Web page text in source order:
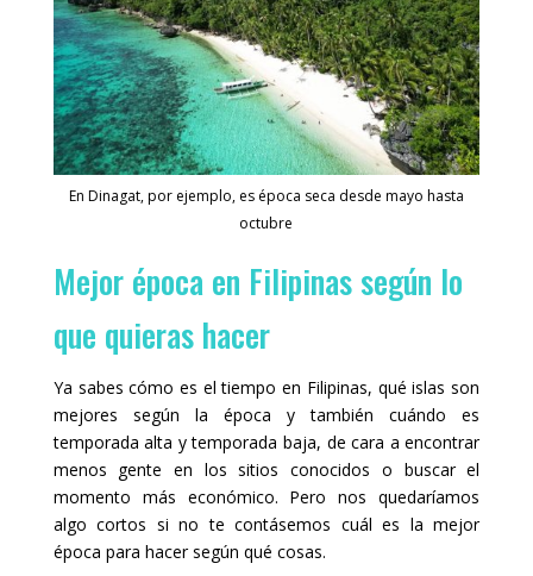
En Dinagat, por ejemplo, es época seca desde mayo hasta
octubre
Mejor época en Filipinas según lo
que quieras hacer
Ya sabes cómo es el tiempo en Filipinas, qué islas son
mejores según la época y también cuándo es
temporada alta y temporada baja, de cara a encontrar
menos gente en los sitios conocidos o buscar el
momento más económico. Pero nos quedaríamos
algo cortos si no te contásemos cuál es la mejor
época para hacer según qué cosas.